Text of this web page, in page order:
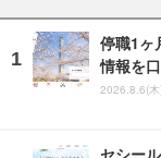
停職1ヶ
情報を
2026.8.6(
セシー